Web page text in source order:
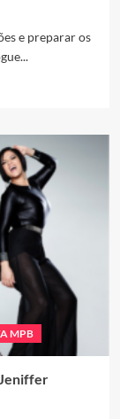
e preparar os
MPB